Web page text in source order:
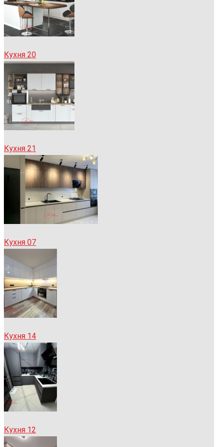
Кухня 20
Кухня 21
Кухня 07
Кухня 14
Кухня 12